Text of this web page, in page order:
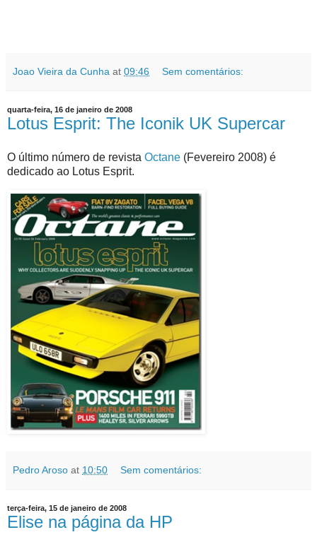
Joao Vieira da Cunha at 09:46 Sem comentários:
quarta-feira, 16 de janeiro de 2008
Lotus Esprit: The Iconik UK Supercar
O último número de revista Octane (Fevereiro 2008) é
dedicado ao Lotus Esprit.
Pedro Aroso at 10:50 Sem comentários:
terça-feira, 15 de janeiro de 2008
Elise na página da HP